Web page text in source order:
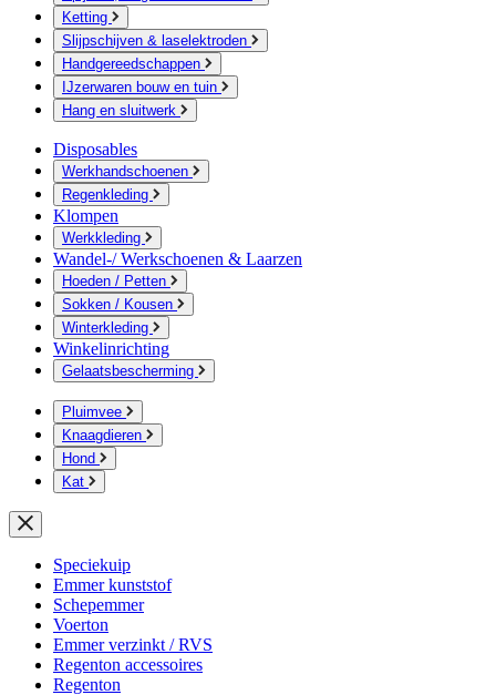
Ketting
Slijpschijven & laselektroden
Handgereedschappen
IJzerwaren bouw en tuin
Hang en sluitwerk
Disposables
Werkhandschoenen
Regenkleding
Klompen
Werkkleding
Wandel-/ Werkschoenen & Laarzen
Hoeden / Petten
Sokken / Kousen
Winterkleding
Winkelinrichting
Gelaatsbescherming
Pluimvee
Knaagdieren
Hond
Kat
Speciekuip
Emmer kunststof
Schepemmer
Voerton
Emmer verzinkt / RVS
Regenton accessoires
Regenton